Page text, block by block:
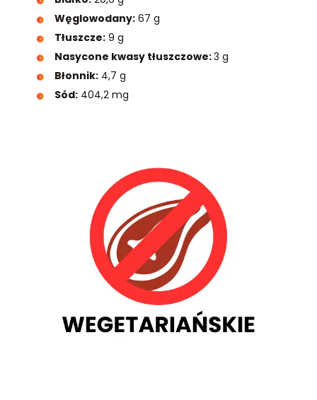
Węglowodany: 67 g
Tłuszcze: 9 g
Nasycone kwasy tłuszczowe:3 g
Błonnik: 4,7 g
Sód: 404,2 mg